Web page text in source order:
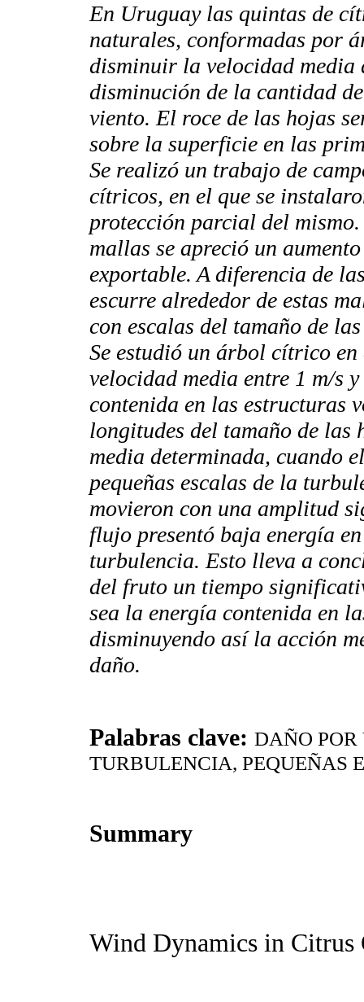
En Uruguay las quintas de
naturales, conformadas por
disminuir la velocidad media
disminución de la cantidad
viento. El roce de las hojas
sobre la superficie en las
Se realizó un trabajo de
cítricos, en el que se
protección parcial del
mallas se apreció un
exportable. A diferencia de
escurre alrededor de estas
con escalas del tamaño de
Se estudió un árbol cítrico
velocidad media entre 1 m/s
contenida en las estructuras
longitudes del tamaño de las
media determinada, cuando
pequeñas escalas de la
movieron con una amplitud
flujo presentó baja energía
turbulencia. Esto lleva a
del fruto un tiempo
sea la energía contenida en
disminuyendo así la acción
daño.
Palabras clave: DAÑO POR
TURBULENCIA, PEQUEÑAS
Summary
Wind Dynamics in Citrus